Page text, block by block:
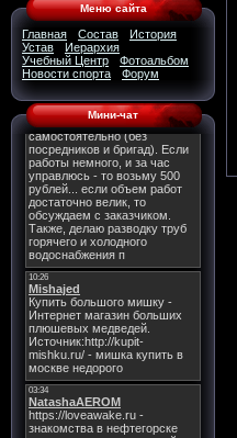
Меню сайта
Главная Состав
История
Устав
Иерархия
Учебный Центр
Фотоальбом
Новости спорта
Форум
Мини-чат